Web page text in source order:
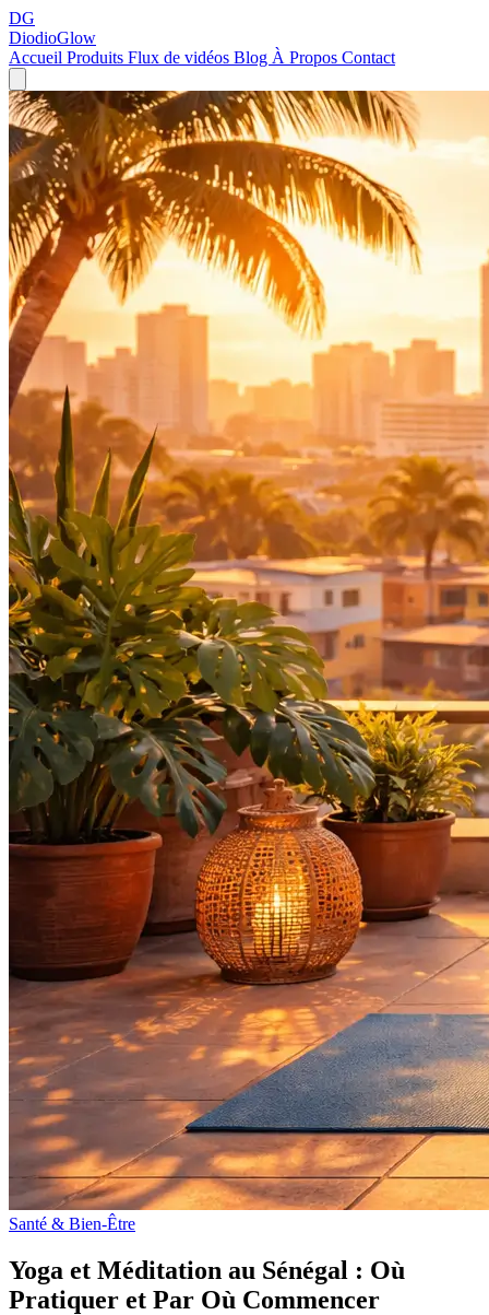
DG
DiodioGlow
Accueil Produits Flux de vidéos Blog À Propos Contact
Santé & Bien-Être
Yoga et Méditation au Sénégal : Où
Pratiquer et Par Où Commencer